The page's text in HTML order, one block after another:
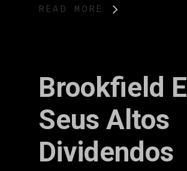
READ MORE
Brookfield E
Seus Altos
Dividendos